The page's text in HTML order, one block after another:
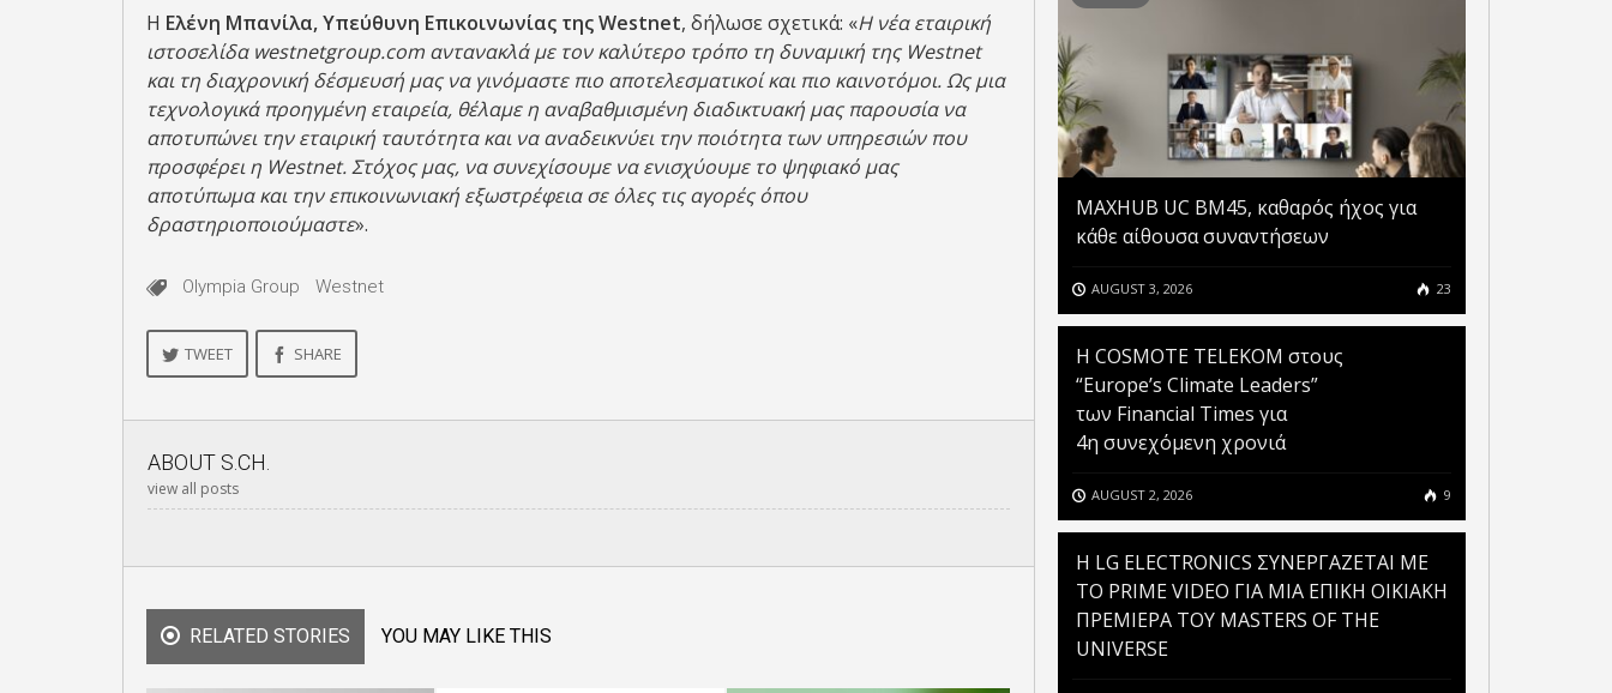
Η Ελένη Μπανίλα, Υπεύθυνη Επικοινωνίας τηςWestnet, δήλωσε σχετικά: «Η νέα εταιρική
ιστοσελίδα westnetgroup.com αντανακλά με τον καλύτερο τρόπο τη δυναμική της Westnet
και τη διαχρονική δέσμευσή μας να γινόμαστε πιο αποτελεσματικοί και πιο καινοτόμοι. Ως μια
τεχνολογικά προηγμένη εταιρεία, θέλαμε η αναβαθμισμένη διαδικτυακή μας παρουσία να
αποτυπώνει την εταιρική ταυτότητα και να αναδεικνύει την ποιότητα των υπηρεσιών που
προσφέρει η Westnet. Στόχος μας, να συνεχίσουμε να ενισχύουμε το ψηφιακό μας
αποτύπωμα και την επικοινωνιακή εξωστρέφεια σε όλες τις αγορές όπου
δραστηριοποιούμαστε».
Olympia Group Westnet
TWEET SHARE
ABOUT S.CH.
view all posts
RELATED STORIES YOU MAY LIKE THIS
MAXHUB UC BM45, καθαρός ήχος για
κάθε αίθουσα συναντήσεων
AUGUST 3, 2026 23
Η COSMOTE TELEKOM στους
“Europe’s Climate Leaders”
των Financial Times για
4η συνεχόμενη χρονιά
AUGUST 2, 2026 9
H LG ELECTRONICS ΣΥΝΕΡΓΑΖΕΤΑΙ ΜΕ
ΤΟ PRIME VIDEO ΓΙΑ ΜΙΑ ΕΠΙΚΗ ΟΙΚΙΑΚΗ
ΠΡΕΜΙΕΡΑ ΤΟΥ MASTERS OF THE
UNIVERSE